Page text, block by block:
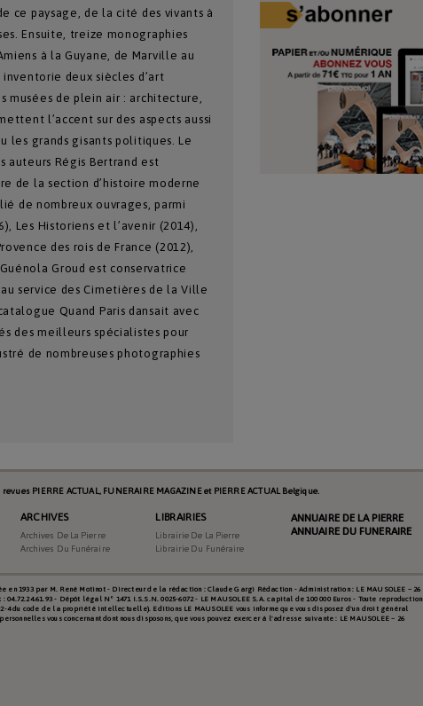
ce paysage, de la cité des vivants à
Ensuite, treize monographies
à la Guyane, de Marville au
deux siècles d’art
musées de plein air : architecture,
l’accent sur des aspects aussi
les grands gisants politiques. Le
auteurs Régis Bertrand est
de la section d’histoire moderne
de nombreux ouvrages, parmi
Les Historiens et l’avenir (2014),
des rois de France (2012),
Groud est conservatrice
service des Cimetières de la Ville
Quand Paris dansait avec
des meilleurs spécialistes pour
de nombreuses photographies
Funéraire
00:00:00
PIERRE ACTUAL, FUNERAIRE MAGAZINE et PIERRE ACTUAL Belgique.
ARCHIVES
Archives De La Pierre
Archives Du Funéraire
LIBRAIRIES
Librairie De La Pierre
Librairie Du Funéraire
ANNUAIRE DE LA PIERRE
ANNUAIRE DU FUNERAIRE
1933 par M. René Motinot - Directeur de la rédaction : Claude Gargi Rédaction - Administration : LE MAUSOLEE – 26
04.72.24.61.93 - Dépôt légal N° 1471 I.S.S.N. 0025-6072 - LE MAUSOLEE S.A. capital de 100 000 Euros - Toute reproduction
code de la propriété intellectuelle). Editions LE MAUSOLEE vous informe que vous disposez d'un droit général
vous concernant dont nous disposons, que vous pouvez exercer à l'adresse suivante : LE MAUSOLEE – 26